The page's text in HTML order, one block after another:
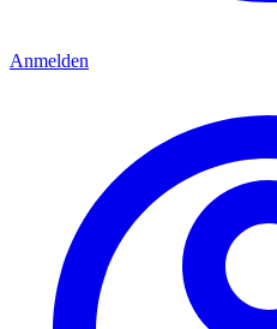
Anmelden